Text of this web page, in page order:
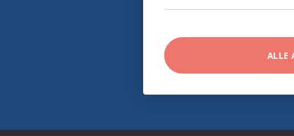
ALLE